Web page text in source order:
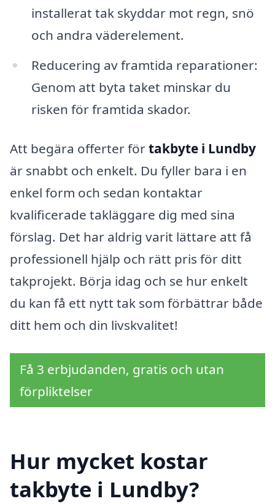
installerat tak skyddar mot regn, snö
och andra väderelement.
Reducering av framtida reparationer:
Genom att byta taket minskar du
risken för framtida skador.
Att begära offerter förtakbyte i Lundby
är snabbt och enkelt. Du fyller bara i en
enkel form och sedan kontaktar
kvalificerade takläggare dig med sina
förslag. Det har aldrig varit lättare att få
professionell hjälp och rätt pris för ditt
takprojekt. Börja idag och se hur enkelt
du kan få ett nytt tak som förbättrar både
ditt hem och din livskvalitet!
Få 3 erbjudanden, gratis och utan
förpliktelser
Hur mycket kostar
takbyte i Lundby?